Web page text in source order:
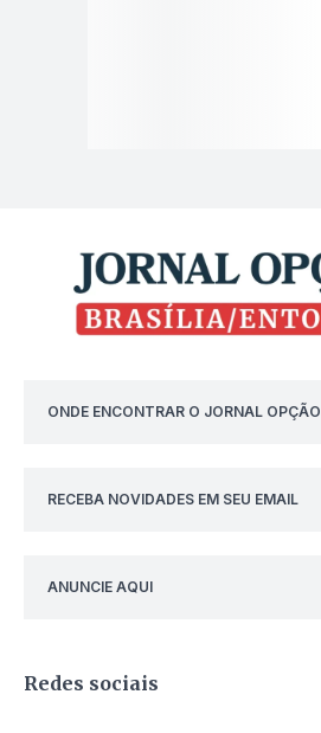
ONDE ENCONTRAR O JORNAL OPÇÃO
RECEBA NOVIDADES EM SEU EMAIL
ANUNCIE AQUI
Redes sociais